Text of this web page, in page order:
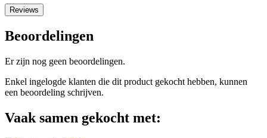
Reviews
Beoordelingen
Er zijn nog geen beoordelingen.
Enkel ingelogde klanten die dit product gekocht hebben, kunnen
een beoordeling schrijven.
Vaak samen gekocht met: